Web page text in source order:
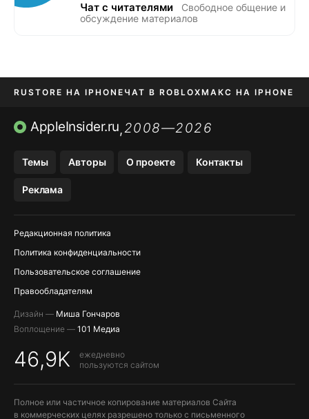
Чат с читателями
Свободное общение и
обсуждение материалов
RUSTORE НА IPHONE ЧАТ В ROBLOXМАКС НА IPHONE
AVITO НА IPHONEВТБ ОНЛАЙН TIKTOK НА IPHONE
AppleInsider.ru,2008—2026
Темы Авторы О проекте Контакты
Реклама
Редакционная политика
Политика конфиденциальности
Пользовательское соглашение
Правообладателям
Дизайн — Миша Гончаров
Воплощение — 101 Медиа
46,9K
ежедневно
пользуются сайтом
Полное или частичное копирование материалов Сайта
в коммерческих целях разрешено только с письменного